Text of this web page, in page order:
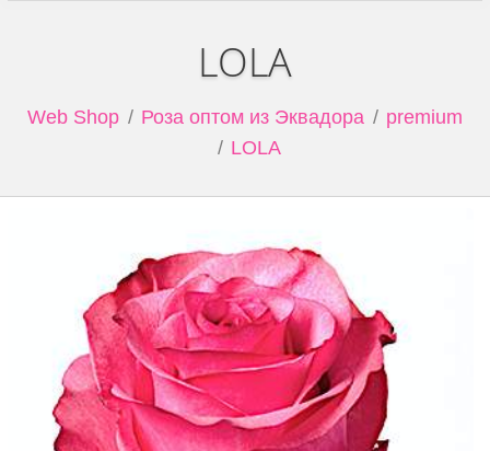
LOLA
Web Shop Роза оптом из Эквадора
premium
LOLA